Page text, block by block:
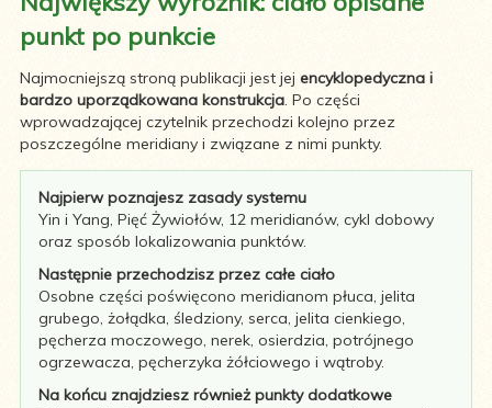
punkt po punkcie
Najmocniejszą stroną publikacji jest jej encyklopedyczna i
bardzo uporządkowana konstrukcja. Po części
wprowadzającej czytelnik przechodzi kolejno przez
poszczególne meridiany i związane z nimi punkty.
Najpierw poznajesz zasady systemu
Yin i Yang, Pięć Żywiołów, 12 meridianów, cykl dobowy
oraz sposób lokalizowania punktów.
Następnie przechodzisz przez całe ciało
Osobne części poświęcono meridianom płuca, jelita
grubego, żołądka, śledziony, serca, jelita cienkiego,
pęcherza moczowego, nerek, osierdzia, potrójnego
ogrzewacza, pęcherzyka żółciowego i wątroby.
Na końcu znajdziesz również punkty dodatkowe